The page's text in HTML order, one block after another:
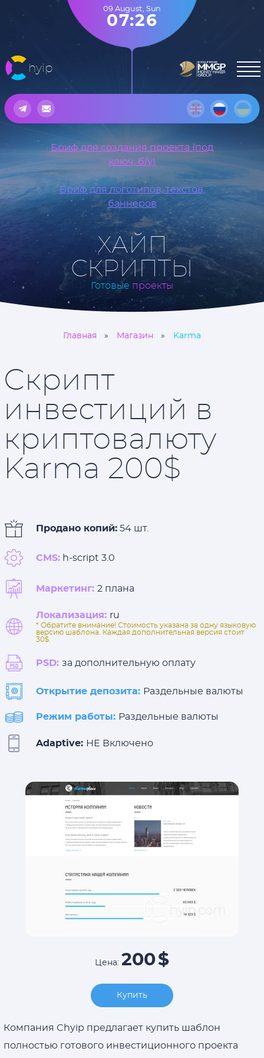
hyip
09 August, Sun
07:26
Бриф для создания проекта (под
ключ, б/у)
Бриф для логотипов, текстов,
баннеров
ХАЙП
СКРИПТЫ
Готовые проекты
Главная Магазин Karma
Скрипт
инвестиций в
криптовалюту
Karma 200$
Продано копий: 54 шт.
CMS: h-script 3.0
Маркетинг: 2 плана
Локализация: ru
* Обратите внимание! Стоимость указана за одну языковую
версию шаблона. Каждая дополнительная версия стоит
30$.
PSD: за дополнительную оплату
Открытие депозита: Раздельные валюты
Режим работы: Раздельные валюты
Adaptive: НЕ Включено
Цена: 200$
Купить
Компания Chyip предлагает купить шаблон
полностью готового инвестиционного проекта